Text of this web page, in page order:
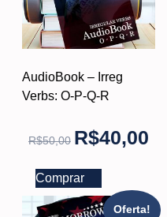
AudioBook – Irreg
Verbs: O-P-Q-R
R$50,00 R$40,00
Comprar
Oferta!